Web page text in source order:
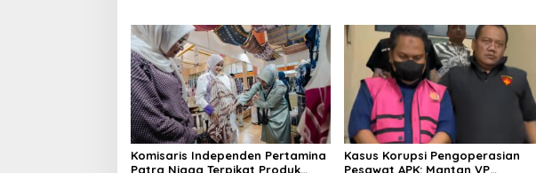
Komisaris Independen Pertamina
Patra Niaga Terpikat Produk
Kasus Korupsi Pengoperasian
Pesawat APK: Mantan VP